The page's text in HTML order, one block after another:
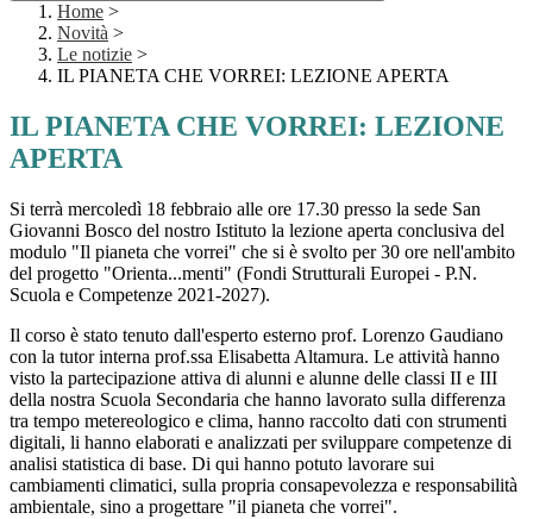
Home >
Novità >
Le notizie >
IL PIANETA CHE VORREI: LEZIONE APERTA
IL PIANETA CHE VORREI: LEZIONE
APERTA
Si terrà mercoledì 18 febbraio alle ore 17.30 presso la sede San
Giovanni Bosco del nostro Istituto la lezione aperta conclusiva del
modulo "Il pianeta che vorrei" che si è svolto per 30 ore nell'ambito
del progetto "Orienta...menti" (Fondi Strutturali Europei - P.N.
Scuola e Competenze 2021-2027).
Il corso è stato tenuto dall'esperto esterno prof. Lorenzo Gaudiano
con la tutor interna prof.ssa Elisabetta Altamura. Le attività hanno
visto la partecipazione attiva di alunni e alunne delle classi II e III
della nostra Scuola Secondaria che hanno lavorato sulla differenza
tra tempo metereologico e clima, hanno raccolto dati con strumenti
digitali, li hanno elaborati e analizzati per sviluppare competenze di
analisi statistica di base. Di qui hanno potuto lavorare sui
cambiamenti climatici, sulla propria consapevolezza e responsabilità
ambientale, sino a progettare "il pianeta che vorrei".